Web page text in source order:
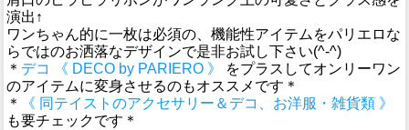
演出↑
ワンちゃん的に一枚は必須の、機能性アイテムをパリエロな
らではのお洒落なデザインで是非お試し下さい(^-^)
＊ デコ 《 DECO by PARIERO 》
をプラスしてオンリーワン
のアイテムに変身させるのもオススメです＊
＊
《 同テイストのアクセサリー＆デコ、お洋服・雑貨類 》
も要チェックです＊